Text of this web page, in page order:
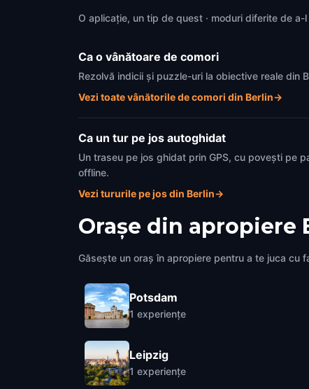
O aplicație, un tip de quest · moduri diferite de a-l
Ca o vânătoare de comori
Rezolvă indicii și puzzle-uri la obiective reale din
Vezi toate vânătorile de comori din Berlin→
Ca un tur pe jos autoghidat
Un traseu pe jos ghidat prin GPS, cu povești pe
offline.
Vezi tururile pe jos din Berlin→
Orașe din apropiere
Găsește un oraș în apropiere pentru a te juca cu
Potsdam
1 experiențe
Leipzig
1 experiențe